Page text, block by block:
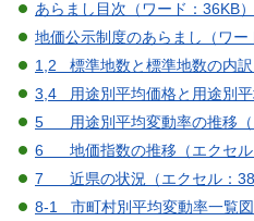
あらまし目次（ワード：36KB）
地価公示制度のあらまし（ワー
1,2 標準地数と標準地数の内訳
3,4 用途別平均価格と用途別平
5 用途別平均変動率の推移（
6 地価指数の推移（エクセル
7 近県の状況（エクセル：
8-1 市町村別平均変動率一覧図